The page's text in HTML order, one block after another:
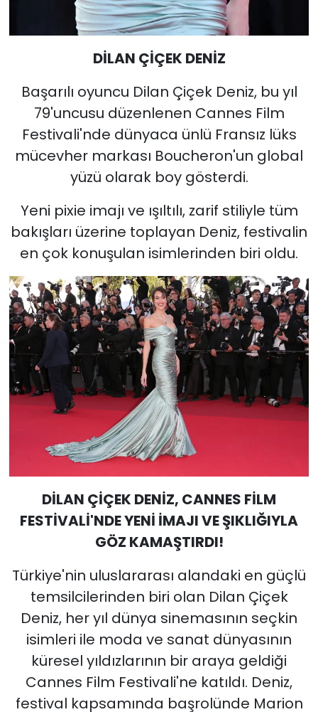
DİLAN ÇİÇEK DENİZ
Başarılı oyuncu Dilan Çiçek Deniz, bu yıl
79'uncusu düzenlenen Cannes Film
Festivali'nde dünyaca ünlü Fransız lüks
mücevher markası Boucheron'un global
yüzü olarak boy gösterdi.
Yeni pixie imajı ve ışıltılı, zarif stiliyle tüm
bakışları üzerine toplayan Deniz, festivalin
en çok konuşulan isimlerinden biri oldu.
DİLAN ÇİÇEK DENİZ, CANNES FİLM
FESTİVALİ'NDE YENİ İMAJI VE ŞIKLIĞIYLA
GÖZ KAMAŞTIRDI!
Türkiye'nin uluslararası alandaki en güçlü
temsilcilerinden biri olan Dilan Çiçek
Deniz, her yıl dünya sinemasının seçkin
isimleri ile moda ve sanat dünyasının
küresel yıldızlarının bir araya geldiği
Cannes Film Festivali'ne katıldı. Deniz,
festival kapsamında başrolünde Marion